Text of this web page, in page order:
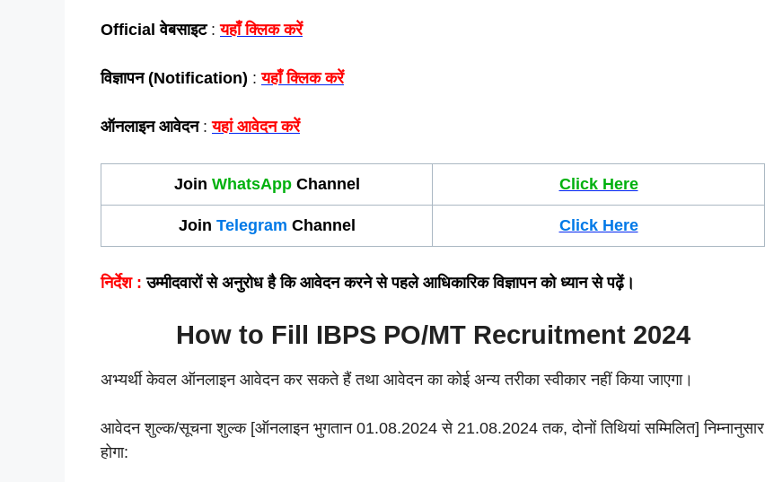
Official वेबसाइट:यहाँ क्लिक करें
विज्ञापन (Notification) :यहाँ क्लिक करें
ऑनलाइन आवेदन:यहां आवेदन करें
Join WhatsAppChannel Click Here
Join Telegram Channel Click Here
निर्देश : उम्मीदवारों से अनुरोध है कि आवेदन करने से पहले आधिकारिक विज्ञापन को ध्यान से पढ़ें।
How to Fill IBPS PO/MT Recruitment 2024
अभ्यर्थी केवल ऑनलाइन आवेदन कर सकते हैं तथा आवेदन का कोई अन्य तरीका स्वीकार नहीं किया जाएगा।
आवेदन शुल्क/सूचना शुल्क [ऑनलाइन भुगतान 01.08.2024 से 21.08.2024 तक, दोनों तिथियां सम्मिलित] निम्नानुसार
होगा: